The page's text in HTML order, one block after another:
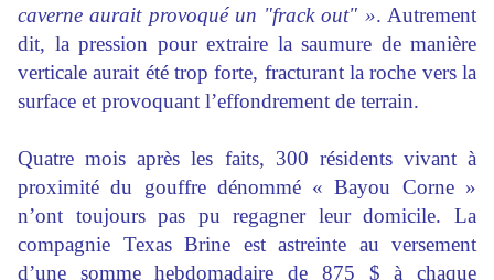
caverne aurait provoqué un "frack out" ». Autrement
dit, la pression pour extraire la saumure de manière
verticale aurait été trop forte, fracturant la roche vers la
surface et provoquant l’effondrement de terrain.
Quatre mois après les faits, 300 résidents vivant à
proximité du gouffre dénommé « Bayou Corne »
n’ont toujours pas pu regagner leur domicile. La
compagnie Texas Brine est astreinte au versement
d’une somme hebdomadaire de 875 $ à chaque